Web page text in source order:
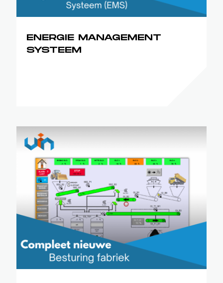
ENERGIE MANAGEMENT
SYSTEEM